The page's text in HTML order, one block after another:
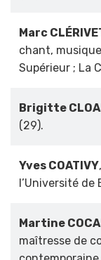
Marc
chant,
Supérieur ; La
Brigitte
(29).
Yves COATIVY
l’Université
Martine
maîtresse de